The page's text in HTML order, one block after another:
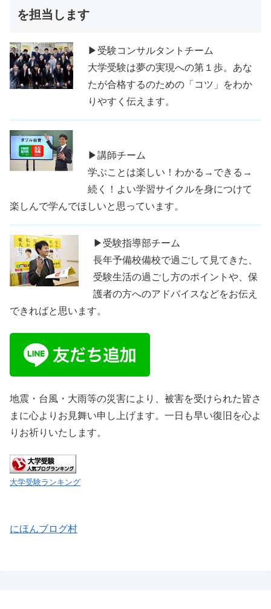
を担当します
▶受験コンサルタントチーム
大学受験は夢の実現への第１歩。あな
たが合格するのための「コツ」をわか
りやすく伝えます。
▶講師チーム
学ぶことは楽しい！わかる→できる→
続く！よい学習サイクルを身につけて
楽しんで学んでほしいと思っています。
▶受験指導部チーム
長年予備校備校で過ごして見てきた、
受験生活の過ごし方のポイントや、保
護者の方へのアドバイスなどをお伝え
できればと思います。
地震・台風・大雨等の災害により、被害を受けられた皆さ
まに心よりお見舞い申し上げます。一日も早い復旧を心よ
りお祈りいたします。
大学受験ランキング
にほんブログ村